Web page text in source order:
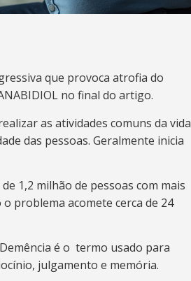
que provoca atrofia do
no final do artigo.
as atividades comuns da vida
das pessoas. Geralmente inicia
1,2 milhão de pessoas com mais
problema acomete cerca de 24
é o termo usado para
julgamento e memória.